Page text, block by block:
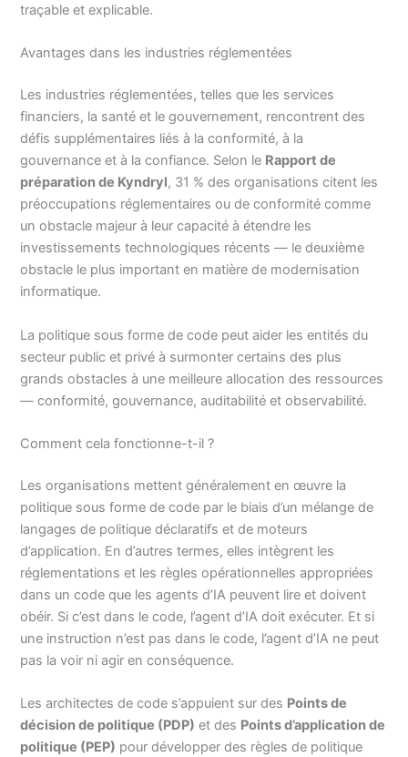
traçable et explicable.
Avantages dans les industries réglementées
Les industries réglementées, telles que les services
financiers, la santé et le gouvernement, rencontrent des
défis supplémentaires liés à la conformité, à la
gouvernance et à la confiance. Selon le Rapport de
préparation de Kyndryl, 31 % des organisations citent les
préoccupations réglementaires ou de conformité comme
un obstacle majeur à leur capacité à étendre les
investissements technologiques récents — le deuxième
obstacle le plus important en matière de modernisation
informatique.
La politique sous forme de code peut aider les entités du
secteur public et privé à surmonter certains des plus
grands obstacles à une meilleure allocation des ressources
— conformité, gouvernance, auditabilité et observabilité.
Comment cela fonctionne-t-il ?
Les organisations mettent généralement en œuvre la
politique sous forme de code par le biais d’un mélange de
langages de politique déclaratifs et de moteurs
d’application. En d’autres termes, elles intègrent les
réglementations et les règles opérationnelles appropriées
dans un code que les agents d’IA peuvent lire et doivent
obéir. Si c’est dans le code, l’agent d’IA doit exécuter. Et si
une instruction n’est pas dans le code, l’agent d’IA ne peut
pas la voir ni agir en conséquence.
Les architectes de code s’appuient sur des Points de
décision de politique (PDP) et des Points d’application de
politique (PEP) pour développer des règles de politique